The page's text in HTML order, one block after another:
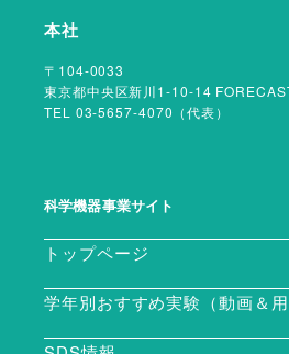
本社
〒104-0033
東京都中央区新川1-10-14
TEL 03-5657-4070（代表）
科学機器事業サイト
トップページ
学年別おすすめ実験（動画＆用